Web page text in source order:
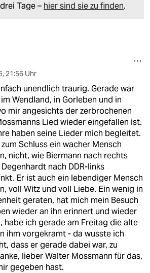
Tage – hier sind sie zu finden.
, 21:56 Uhr
unendlich traurig. Gerade war
Wendland, in Gorleben und in
mir angesichts der zerbrochenen
Lied wieder eingefallen ist.
haben seine Lieder mich begleitet.
Schluss ein wacher Mensch
nicht, wie Biermann nach rechts
nach DDR-links
Er ist auch ein lebendiger Mensch
voll Witz und voll Liebe. Ein wenig in
geraten, hat mich mein Besuch
wieder an ihn erinnert und wieder
habe ich gerade am Freitag die alte
ihm vorgekramt - da wusste ich
dass er gerade dabei war, zu
lieber Walter Mossmann für das,
gegeben hast.